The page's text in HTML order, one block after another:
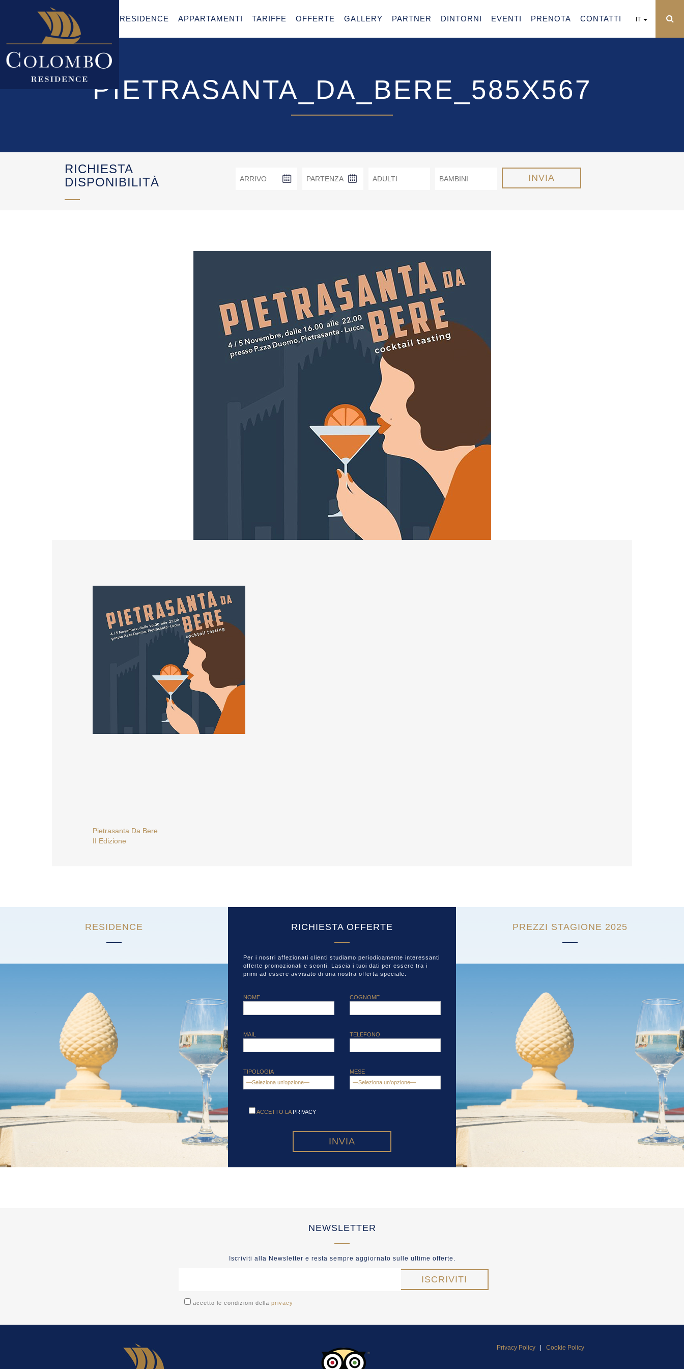
RESIDENCE APPARTAMENTI TARIFFE OFFERTE GALLERY PARTNER DINTORNI EVENTI PRENOTA CONTATTI IT
PIETRASANTA_DA_BERE_585X567
RICHIESTA
DISPONIBILITÀ
NAVIGAZIONE
Pietrasanta Da Bere
II Edizione
RESIDENCE RICHIESTA OFFERTE
Per i nostri affezionati clienti studiamo periodicamente interessanti
offerte promozionali e sconti. Lascia i tuoi dati per essere tra i
primi ad essere avvisato di una nostra offerta speciale.
NOME COGNOME
MAIL TELEFONO
TIPOLOGIA MESE
ACCETTO LA PRIVACY
PREZZI STAGIONE 2025
NEWSLETTER
Iscriviti alla Newsletter e resta sempre aggiornato sulle ultime offerte.
accetto le condizioni dellaprivacy
Privacy Policy | Cookie Policy